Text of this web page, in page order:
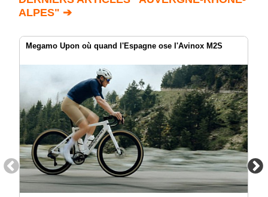
ALPES" ➔
Megamo Upon où quand l'Espagne ose l'Avinox M2S